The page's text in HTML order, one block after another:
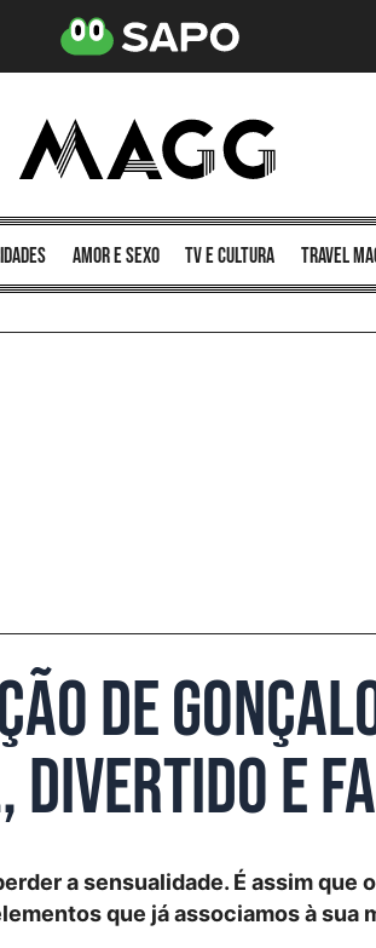
amor e sexo TV e cultura Travel
de
e
a sensualidade. É assim que
que já associamos à sua